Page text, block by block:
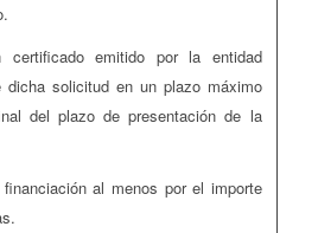
emitido por la entidad
dicha solicitud en un plazo máximo
del plazo de presentación de la
al menos por el importe